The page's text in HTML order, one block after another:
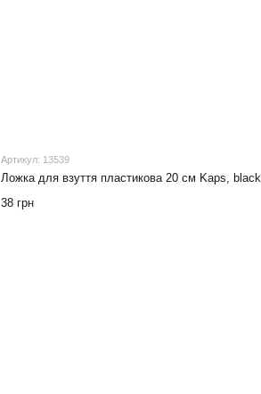
Артикул: 13539
Ложка для взуття пластикова 20 см Kaps, black
38 грн